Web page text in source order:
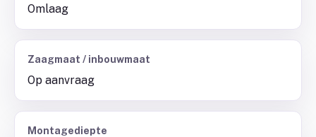
Omlaag
Zaagmaat / inbouwmaat
Op aanvraag
Montagediepte